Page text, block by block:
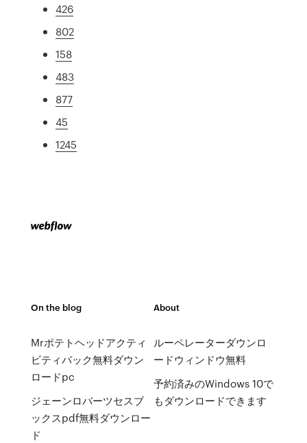
426
802
158
483
877
45
1245
On the blog
Mrポテトヘッドアクティ
ビティパック無料ダウン
ロードpc
ジェーンロバーツセスブ
ックスpdf無料ダウンロー
ド
About
ルーペレーターダウンロ
ードウィンドウ無料
予約済みのWindows 10で
もダウンロードできます